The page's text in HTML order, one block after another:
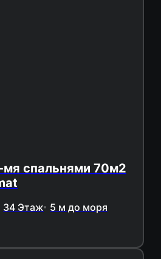
мя спальнями 70м2
34 Этаж 5 м до моря